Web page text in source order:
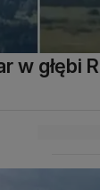
w głębi